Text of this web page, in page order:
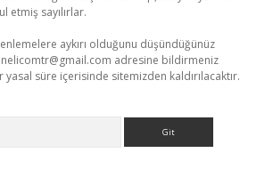
etmiş sayılırlar.
aykırı olduğunu düşündüğünüz
adresine bildirmeniz
süre içerisinde sitemizden kaldırılacaktır.